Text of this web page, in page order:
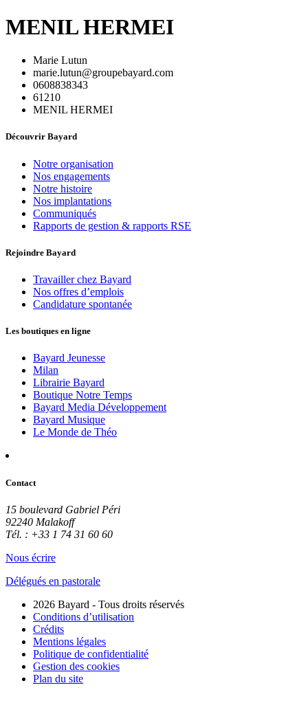
MENIL HERMEI
Marie Lutun
marie.lutun@groupebayard.com
0608838343
61210
MENIL HERMEI
Découvrir Bayard
Notre organisation
Nos engagements
Notre histoire
Nos implantations
Communiqués
Rapports de gestion & rapports RSE
Rejoindre Bayard
Travailler chez Bayard
Nos offres d’emplois
Candidature spontanée
Les boutiques en ligne
Bayard Jeunesse
Milan
Librairie Bayard
Boutique Notre Temps
Bayard Media Développement
Bayard Musique
Le Monde de Théo
Contact
15 boulevard Gabriel Péri
92240 Malakoff
Tél. : +33 1 74 31 60 60
Nous écrire
Délégués en pastorale
2026 Bayard - Tous droits réservés
Conditions d’utilisation
Crédits
Mentions légales
Politique de confidentialité
Gestion des cookies
Plan du site